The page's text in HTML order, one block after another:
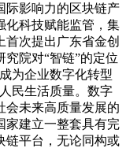
际影响力的区块链产
化科技赋能监管，集
次提出广东省金创
院对“智链”的定位
为企业数字化转型
民生活质量。数字
会未来高质量发展的
家建立一整套具有完
链平台，无论同构或